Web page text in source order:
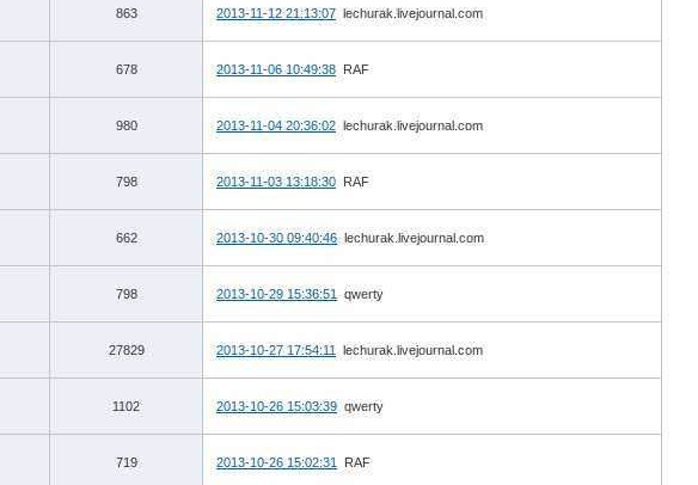
863 2013-11-12 21:13:07 lechurak.livejournal.com
678 2013-11-06 10:49:38 RAF
980 2013-11-04 20:36:02 lechurak.livejournal.com
798 2013-11-03 13:18:30 RAF
662 2013-10-30 09:40:46 lechurak.livejournal.com
798 2013-10-29 15:36:51 qwerty
27829 2013-10-27 17:54:11 lechurak.livejournal.com
1102 2013-10-26 15:03:39 qwerty
719 2013-10-26 15:02:31 RAF